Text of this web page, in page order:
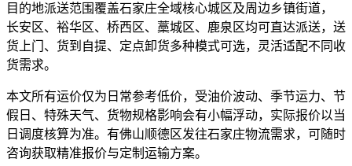
目的地派送范围覆盖石家庄全域核心城区及周边乡镇街道，
长安区、裕华区、桥西区、藁城区、鹿泉区均可直达派送，送
货上门、货到自提、定点卸货多种模式可选，灵活适配不同收
货需求。
本文所有运价仅为日常参考低价，受油价波动、季节运力、节
假日、特殊天气、货物规格影响会有小幅浮动，实际报价以当
日调度核算为准。有佛山顺德区发往石家庄物流需求，可随时
咨询获取精准报价与定制运输方案。